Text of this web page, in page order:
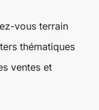
vous terrain
thématiques
ventes et